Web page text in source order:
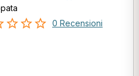
0 Recensioni